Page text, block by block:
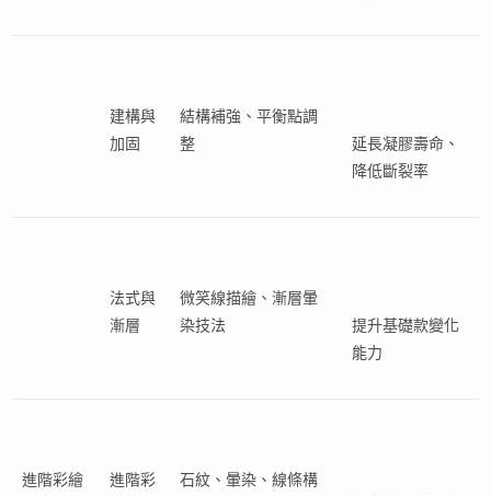
建構與
加固
結構補強、平衡點調
整
延長凝膠壽命、
降低斷裂率
法式與
漸層
微笑線描繪、漸層暈
染技法
提升基礎款變化
能力
進階彩繪
進階彩
石紋、暈染、線條構